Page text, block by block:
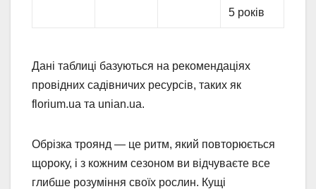
5 років
Дані таблиці базуються на рекомендаціях
провідних садівничих ресурсів, таких як
florium.ua та unian.ua.
Обрізка троянд — це ритм, який повторюється
щороку, і з кожним сезоном ви відчуваєте все
глибше розуміння своїх рослин. Кущі